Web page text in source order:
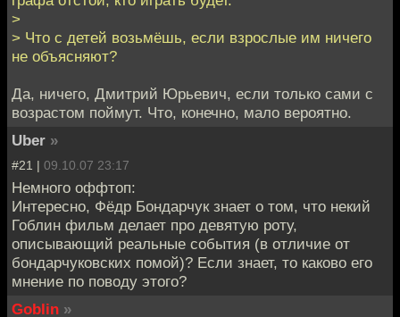
>
> Что с детей возьмёшь, если взрослые им ничего
не объясняют?
Да, ничего, Дмитрий Юрьевич, если только сами с
возрастом поймут. Что, конечно, мало вероятно.
Uber »
#21 | 09.10.07 23:17
Немного оффтоп:
Интересно, Фёдр Бондарчук знает о том, что некий
Гоблин фильм делает про девятую роту,
описывающий реальные события (в отличие от
бондарчуковских помой)? Если знает, то каково его
мнение по поводу этого?
Goblin »